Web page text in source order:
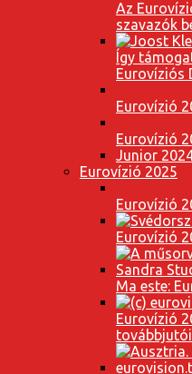
Az
szavazók
Így
Eurovíziós
Eurovízió
Eurovízió
Junior
Eurovízió 2025
Eurovízió
Eurovízió
Ma este:
Eurovízió